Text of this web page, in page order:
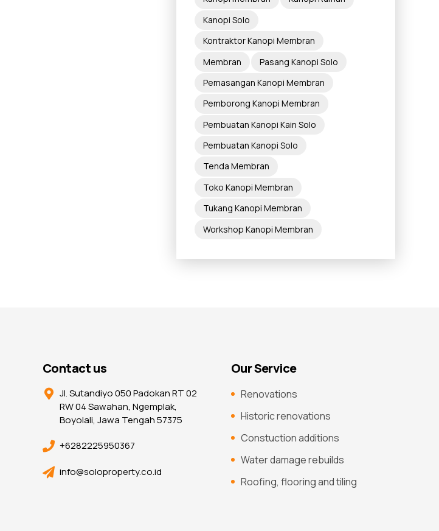
Kanopi Solo
Kontraktor Kanopi Membran
Membran
Pasang Kanopi Solo
Pemasangan Kanopi Membran
Pemborong Kanopi Membran
Pembuatan Kanopi Kain Solo
Pembuatan Kanopi Solo
Tenda Membran
Toko Kanopi Membran
Tukang Kanopi Membran
Workshop Kanopi Membran
Contact us
Jl. Sutandiyo 050 Padokan RT 02
RW 04 Sawahan, Ngemplak,
Boyolali, Jawa Tengah 57375
+6282225950367
info@soloproperty.co.id
Our Service
Renovations
Historic renovations
Constuction additions
Water damage rebuilds
Roofing, flooring and tiling